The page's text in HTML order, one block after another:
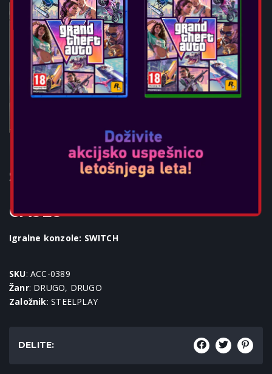
STEELPLAY 11 IN 1 CARRY &
CASES
Igralne konzole: SWITCH
SKU: ACC-0389
Žanr: DRUGO, DRUGO
Založnik: STEELPLAY
DELITE: